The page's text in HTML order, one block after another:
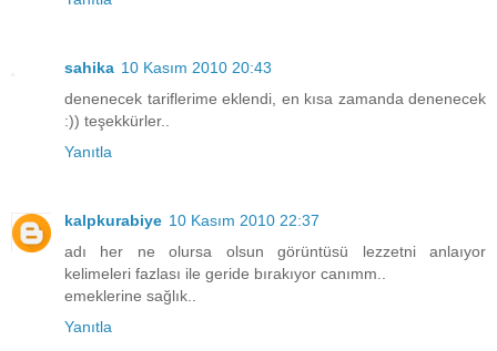
sahika 10 Kasım 2010 20:43
denenecek tariflerime eklendi, en kısa zamanda denenecek
:)) teşekkürler..
Yanıtla
kalpkurabiye 10 Kasım 2010 22:37
adı her ne olursa olsun görüntüsü lezzetni anlaıyor
kelimeleri fazlası ile geride bırakıyor canımm..
emeklerine sağlık..
Yanıtla